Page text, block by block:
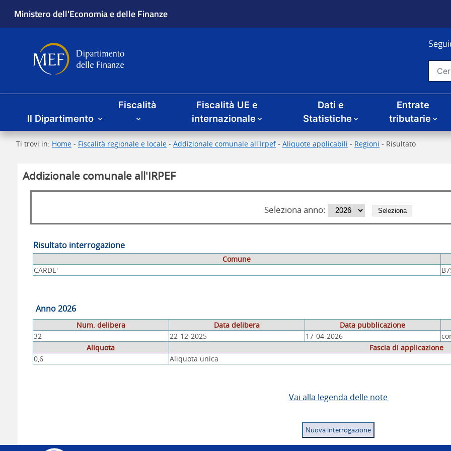
Ministero dell'Economia e delle Finanze
Dipartimento delle Finanze Cerca nel
Menu principale
Il Dipartimento
Fiscalità
Fiscalità UE e
internazionale
Dati e
Statistiche
Entrate
tributarie
Ti trovi in: Home - Fiscalità regionale e locale - Addizionale comunale all'Irpef- Aliquote applicabili - Regioni - Risultato
Addizionale comunale all'IRPEF
Seleziona anno:
Risultato interrogazione
Comune
CARDE'
Anno 2026
Num. delibera Data delibera Data pubblicazione
32
22-12-2025 17-04-2026
Aliquota
Fascia di applicazione
0,6
Aliquota unica
Vai alla legenda delle note
Nuova interrogazione